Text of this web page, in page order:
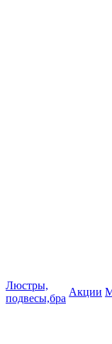
Люстры,
подвесы,бра
Акции